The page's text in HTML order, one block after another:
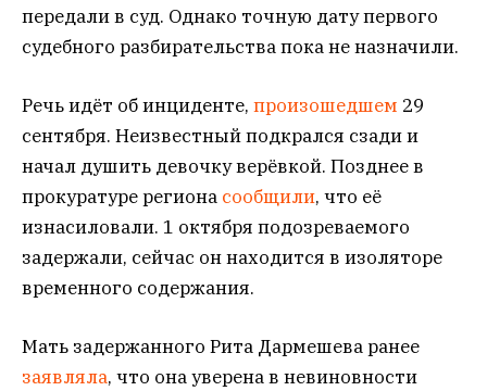
передали в суд. Однако точную дату первого
судебного разбирательства пока не назначили.
Речь идёт об инциденте, произошедшем 29
сентября. Неизвестный подкрался сзади и
начал душить девочку верёвкой. Позднее в
прокуратуре региона сообщили, что её
изнасиловали. 1 октября подозреваемого
задержали, сейчас он находится в изоляторе
временного содержания.
Мать задержанного Рита Дармешева ранее
заявляла, что она уверена в невиновности